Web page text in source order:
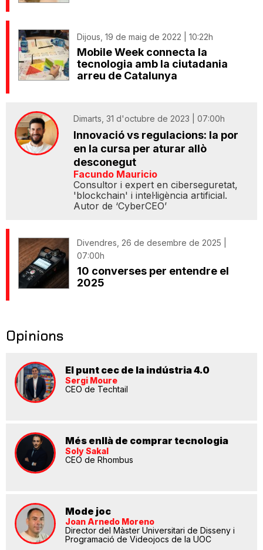
Dijous, 19 de maig de 2022 | 10:22h
Mobile Week connecta la
tecnologia amb la ciutadania
arreu de Catalunya
Dimarts, 31 d'octubre de 2023 | 07:00h
Innovació vs regulacions: la por
en la cursa per aturar allò
desconegut
Facundo Mauricio
Consultor i expert en ciberseguretat,
'blockchain' i intel·ligència artificial.
Autor de ‘CyberCEO’
Divendres, 26 de desembre de 2025 |
07:00h
10 converses per entendre el
2025
Opinions
El punt cec de la indústria 4.0
Sergi Moure
CEO de Techtail
Més enllà de comprar tecnologia
Soly Sakal
CEO de Rhombus
Mode joc
Joan Arnedo Moreno
Director del Màster Universitari de Disseny i
Programació de Videojocs de la UOC